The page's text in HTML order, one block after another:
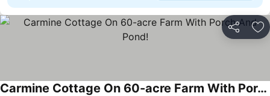
Partager
Carmine Cottage On 60-acre Farm With Porch And Pond!